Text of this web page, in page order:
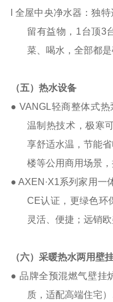
l全屋中央净水器：独
留有益物， 1台顶3
菜、喝水 ， 全部都是
（五）热水设备
●VANGL轻商整体式
温制热技术，极寒
享舒适水温，节能
楼等公用商用场景
●AXEN ·X1系列家用一
CE认证，更绿色环
灵活、便捷； 远销
（六）采暖热水两用壁
●品牌全预混燃气壁挂
质，适配高端住宅